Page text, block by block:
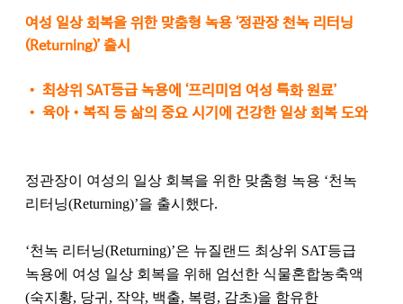
여성 일상 회복을 위한 맞춤형 녹용 ‘정관장 천녹 리터닝
(Returning)’ 출시
• 최상위 SAT등급 녹용에 ‘프리미엄 여성 특화 원료’
• 육아•복직 등 삶의 중요 시기에 건강한 일상 회복 도와
정관장이 여성의 일상 회복을 위한 맞춤형 녹용 ‘천녹
리터닝(Returning)’을 출시했다.
‘천녹 리터닝(Returning)’은 뉴질랜드 최상위 SAT등급
녹용에 여성 일상 회복을 위해 엄선한 식물혼합농축액
(숙지황, 당귀, 작약, 백출, 복령, 감초)을 함유한